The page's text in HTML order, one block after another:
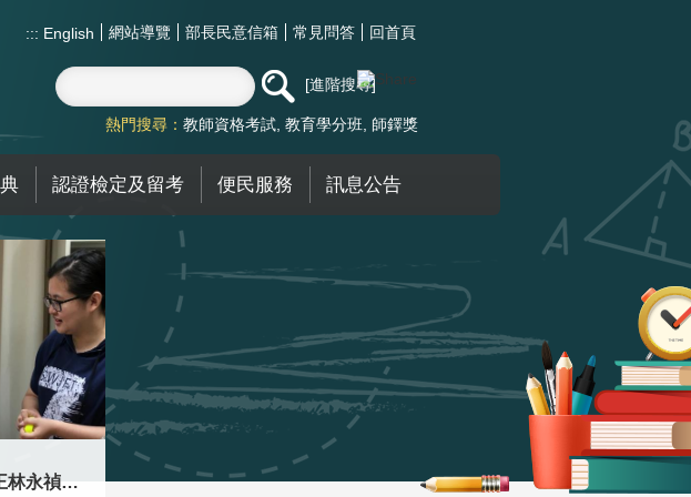
::: English 網站導覽 部長民意信箱 常見問答 回首頁
進階搜尋
熱門搜尋： 教師資格考試 教育學分班 師鐸獎
認證檢定及留考 便民服務 訊息公告
教育家人物典範 發明大王林永禎教授